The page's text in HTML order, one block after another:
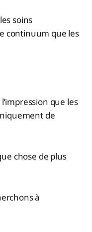
soins
continuum que les
que les
de
chose de plus
à